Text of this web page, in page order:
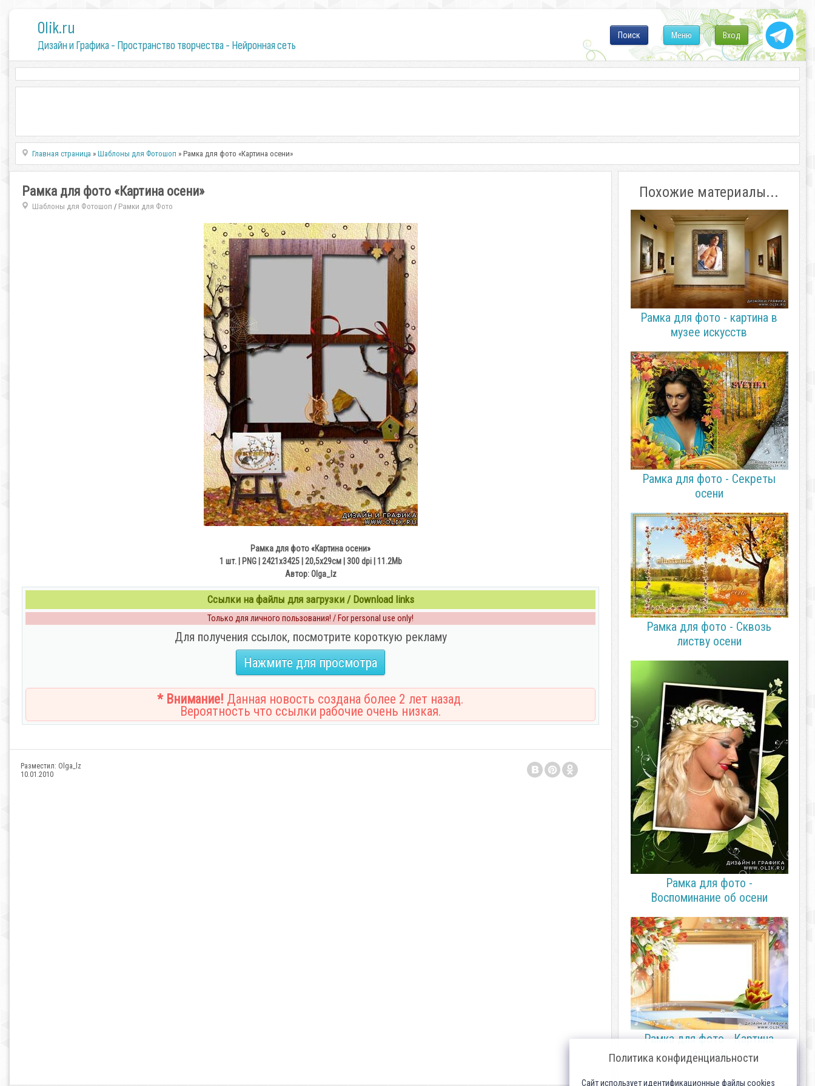
0lik.ru
Дизайн и Графика - Пространство творчества - Нейронная сеть
Вход
Меню
Поиск
Главная страница »Шаблоны для Фотошоп » Рамка для фото «Картина осени»
Рамка для фото «Картина осени»
Шаблоны для Фотошоп / Рамки для Фото
Рамка для фото «Картина осени»
1 шт. | PNG | 2421x3425 | 20,5х29см | 300 dpi | 11.2Mb
Автор: Olga_lz
Ссылки на файлы для загрузки / Download links
Только для личного пользования! / For personal use only!
Для получения ссылок, посмотрите короткую рекламу
Нажмите для просмотра
* Внимание! Данная новость создана более 2 лет назад.
Вероятность что ссылки рабочие очень низкая.
Разместил: Olga_lz
10.01.2010
Похожие материалы...
Рамка для фото - картина в
музее искусств
Рамка для фото - Секреты
осени
Рамка для фото - Сквозь
листву осени
Рамка для фото -
Воспоминание об осени
Рамка для фото - Картина
маслом
Политика конфиденциальности
Сайт использует идентификационные файлы cookies